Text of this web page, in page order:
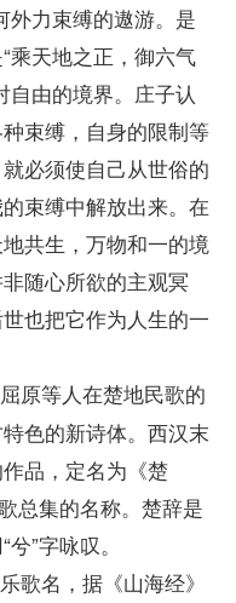
外力束缚的遨游。是
乘天地之正，御六气
自由的境界。庄子认
束缚，自身的限制等
必须使自己从世俗的
束缚中解放出来。在
共生，万物和一的境
随心所欲的主观冥
也把它作为人生的一
原等人在楚地民歌的
色的新诗体。西汉末
品，定名为《楚
总集的名称。楚辞是
”字咏叹。
名，据《山海经》